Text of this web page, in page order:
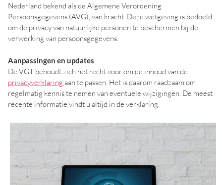
Nederland bekend als de Algemene Verordening
Persoonsgegevens (AVG), van kracht. Deze wetgeving is bedoeld
om de privacy van natuurlijke personen te beschermen bij de
verwerking van persoonsgegevens.
Aanpassingen en updates
De VGT behoudt zich het recht voor om de inhoud van de
privacyverklaring aan te passen. Het is daarom raadzaam om
regelmatig kennis te nemen van eventuele wijzigingen. De meest
recente informatie vindt u altijd in de verklaring.